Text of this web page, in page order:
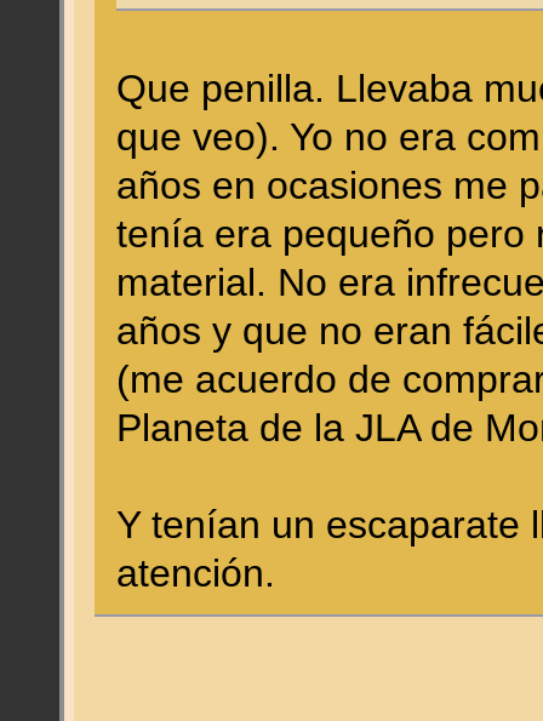
Que penilla. Llevaba
que veo). Yo no era
años en ocasiones me
tenía era pequeño pero
material. No era
años y que no eran
(me acuerdo de
Planeta de la JLA de
Y tenían un escaparate
atención.